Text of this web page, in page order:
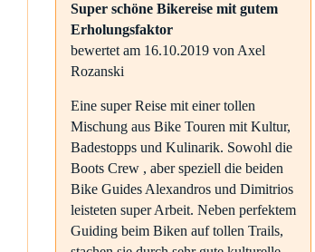
Super schöne Bikereise mit gutem
Erholungsfaktor
bewertet am 16.10.2019 von Axel
Rozanski
Eine super Reise mit einer tollen
Mischung aus Bike Touren mit Kultur,
Badestopps und Kulinarik. Sowohl die
Boots Crew , aber speziell die beiden
Bike Guides Alexandros und Dimitrios
leisteten super Arbeit. Neben perfektem
Guiding beim Biken auf tollen Trails,